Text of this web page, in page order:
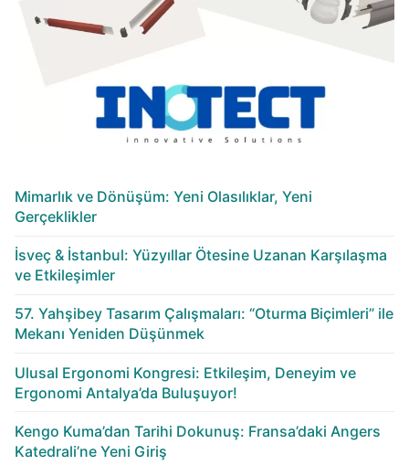
Mimarlık ve Dönüşüm: Yeni Olasılıklar, Yeni
Gerçeklikler
İsveç & İstanbul: Yüzyıllar Ötesine Uzanan Karşılaşma
ve Etkileşimler
57. Yahşibey Tasarım Çalışmaları: “Oturma Biçimleri” ile
Mekanı Yeniden Düşünmek
Ulusal Ergonomi Kongresi: Etkileşim, Deneyim ve
Ergonomi Antalya’da Buluşuyor!
Kengo Kuma’dan Tarihi Dokunuş: Fransa’daki Angers
Katedrali’ne Yeni Giriş